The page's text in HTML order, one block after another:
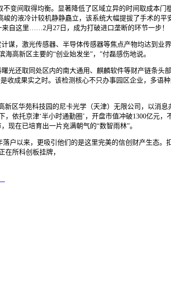
间取得均衡。显著降低了区域立异的时间取成本门
的液冷计较机静静矗立，该系统大幅提拔了手术的平
自这里……2月27日，成为打破进口垄断的环节一步！
，激光传感器、半导体传感器等焦点产物均达到业
高新区主要的“创业始发坐”，”付磊感伤地说。
还取同处区内的南大通用、麒麟软件等财产链条头
收成果实之时。该检测核心不只办事园区企业，多语
华苑科技园的尼卡光学（天津）无限公司，以消息
依托京津‘半小时通勤圈’，开盘市值冲破1300亿元，
现在已培育出一片充满朝气的“数智雨林”。
落户以来，更吸引他们的是这里完美的信创财产生态
所科创板挂牌，